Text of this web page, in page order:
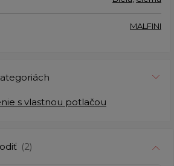
MALFINI
s vlastnou potlačou
(2)